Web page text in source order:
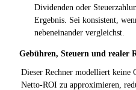
Dividenden oder
Ergebnis. Sei konsistent,
nebeneinander vergleichst.
Gebühren, Steuern und realer
Dieser Rechner modelliert keine
Netto-ROI zu approximieren,